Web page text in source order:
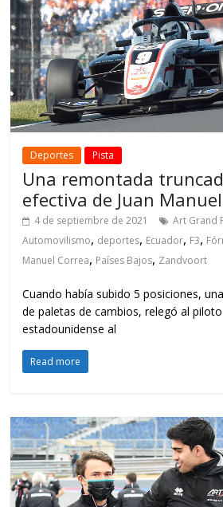
Deportes Pista
Una remontada
efectiva de Juan
4 de septiembre de 2021 Art Grand
Automovilismo, deportes, Ecuador, F3,
Manuel Correa, Países Bajos, Zandvoort
Cuando había subido 5 posiciones,
de paletas de cambios, relegó al
estadounidense al
Read more